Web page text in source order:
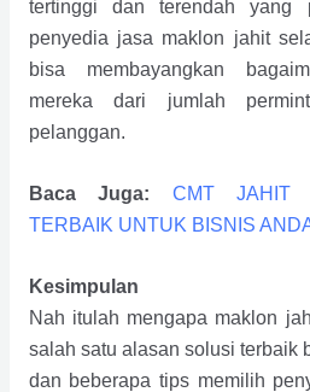
tertinggi dan terendah
penyedia jasa maklon jahit
bisa membayangkan
mereka dari jumlah
pelanggan.
Baca Juga:
CMT JAHIT
TERBAIK UNTUK BISNIS
Kesimpulan
Nah itulah mengapa maklon
salah satu alasan solusi terbaik
dan beberapa tips memilih